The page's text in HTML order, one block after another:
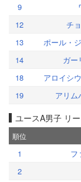
9
12
チ
13
ポール・
14
ガー
18
アロイシ
19
アリム
ユースA男子 リ
順位
1 フ
2